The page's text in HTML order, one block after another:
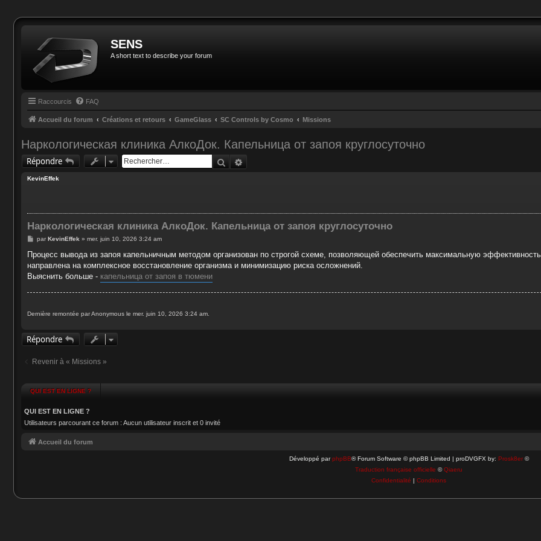
SENS
A short text to describe your forum
Raccourcis FAQ
Accueil du forum Créations et retours GameGlass SC Controls by Cosmo Missions
Наркологическая клиника АлкоДок. Капельница от запоя круглосуточно
Répondre Rechercher
KevinEffek
Наркологическая клиника АлкоДок. Капельница от запоя круглосуточно
M
s
a
g
parKevinEffek » mer. juin 10, 2026 3:24 am
Процесс вывода из запоя капельничным методом организован по строгой схеме, позволяющей обеспечить максимальную
направлена на комплексное восстановление организма и минимизацию риска осложнений.
Выяснить больше - капельница от запоя в тюмени
Dernière remontée par Anonymous le mer. juin 10, 2026 3:24 am.
Répondre
Revenir à « Missions »
QUI EST EN LIGNE ?
QUI EST EN LIGNE ?
Utilisateurs parcourant ce forum : Aucun utilisateur inscrit et 0 invité
Accueil du forum
Développé parphpBB® Forum Software © phpBB Limited | proDVGFX by: Prosk8er©
Traduction française officielle ©Qiaeru
Confidentialité | Conditions